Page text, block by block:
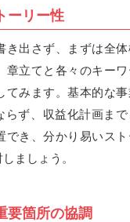
ーリー性
き出さず、まずは全
章立てと各々のキー
てみます。基本的な
らず、収益化計画まで
でき、分かり易いス
ましょう。
要箇所の協調